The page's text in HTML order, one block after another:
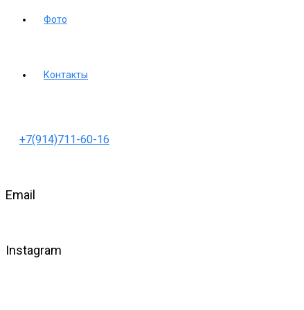
Фото
Контакты
+7(914)711-60-16
Email
Instagram